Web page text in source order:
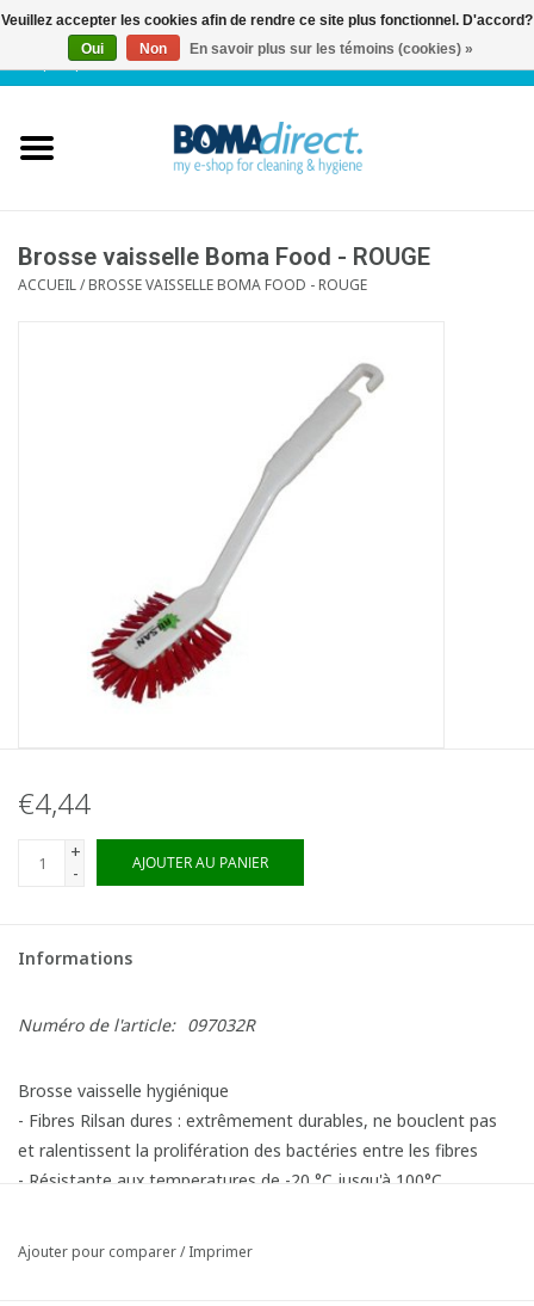
FR| 0 Articles
Service client
Brosse vaisselle Boma Food - ROUGE
ACCUEIL/BROSSE VAISSELLE BOMA FOOD - ROUGE
€4,44
+
-
AJOUTER AU PANIER
Informations
Numéro de l'article: 097032R
Brosse vaisselle hygiénique
- Fibres Rilsan dures : extrêmement durables, ne bouclent pas
et ralentissent la prolifération des bactéries entre les fibres
- Résistante aux temperatures de -20 °C jusqu'à 100°C
Ajouter pour comparer/Imprimer
Veuillez accepter les cookies afin de rendre ce site plus fonctionnel. D'accord?
Oui
Non En savoir plus sur les témoins (cookies) »